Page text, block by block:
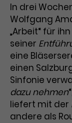
Name
Anbieter
Laufzeit
Name
Anbieter
Laufzeit
Zweck
In drei
Wolfgang
„Arbeit“ für
seiner
eine
einen
Sinfonie
dazu nehmen
liefert mit der
andere als